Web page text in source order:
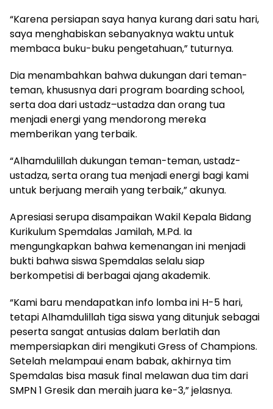
“Karena persiapan saya hanya kurang dari satu hari,
saya menghabiskan sebanyaknya waktu untuk
membaca buku-buku pengetahuan,” tuturnya.
Dia menambahkan bahwa dukungan dari teman-
teman, khususnya dari program boarding school,
serta doa dari ustadz–ustadza dan orang tua
menjadi energi yang mendorong mereka
memberikan yang terbaik.
“Alhamdulillah dukungan teman-teman, ustadz-
ustadza, serta orang tua menjadi energi bagi kami
untuk berjuang meraih yang terbaik,” akunya.
Apresiasi serupa disampaikan Wakil Kepala Bidang
Kurikulum Spemdalas Jamilah, M.Pd. Ia
mengungkapkan bahwa kemenangan ini menjadi
bukti bahwa siswa Spemdalas selalu siap
berkompetisi di berbagai ajang akademik.
“Kami baru mendapatkan info lomba ini H-5 hari,
tetapi Alhamdulillah tiga siswa yang ditunjuk sebagai
peserta sangat antusias dalam berlatih dan
mempersiapkan diri mengikuti Gress of Champions.
Setelah melampaui enam babak, akhirnya tim
Spemdalas bisa masuk final melawan dua tim dari
SMPN 1 Gresik dan meraih juara ke-3,” jelasnya.